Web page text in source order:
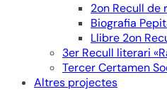
2on Recull de
Biografia
Llibre 2on
3er Recull literari
Tercer Certamen
Altres projectes